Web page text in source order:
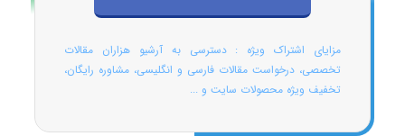
مزایای اشتراک ویژه : دسترسی به آرشیو هزاران مقالات
تخصصی، درخواست مقالات فارسی و انگلیسی، مشاوره رایگان،
تخفیف ویژه محصولات سایت و ...